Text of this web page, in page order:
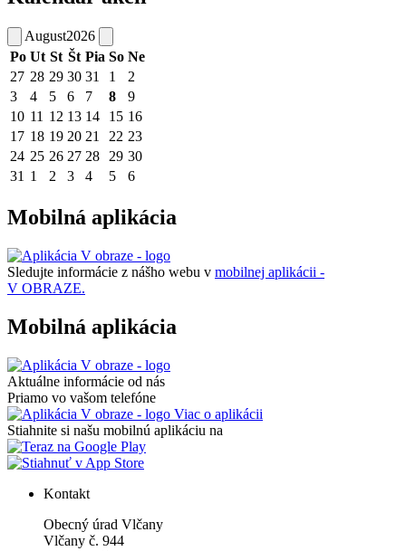
August2026
Po Ut St Št Pia So Ne
27 28 29 30 31 1
2
3
4 5 6 7 8
9
10 11 12 13 14 15 16
17 18 19 20 21 22 23
24 25 26 27 28 29 30
31 1 2 3 4 5 6
Mobilná aplikácia
Sledujte informácie z nášho webu v mobilnej aplikácii -
V OBRAZE.
Mobilná aplikácia
Aktuálne informácie od nás
Priamo vo vašom telefóne
Viac o aplikácii
Stiahnite si našu mobilnú aplikáciu na
Kontakt
Obecný úrad Vlčany
Vlčany č. 944